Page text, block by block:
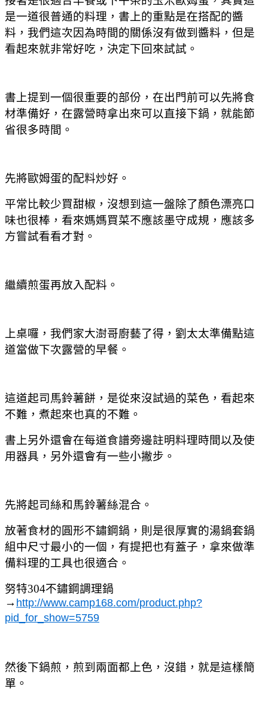
是一道很普通的料理，書上的重點是在搭配的醬
料，我們這次因為時間的關係沒有做到醬料，但是
看起來就非常好吃，決定下回來試試。
書上提到一個很重要的部份，在出門前可以先將食
材準備好，在露營時拿出來可以直接下鍋，就能節
省很多時間。
先將歐姆蛋的配料炒好。
平常比較少買甜椒，沒想到這一盤除了顏色漂亮口
味也很棒，看來媽媽買菜不應該墨守成規，應該多
方嘗試看看才對。
繼續煎蛋再放入配料。
上桌囉，我們家大澍哥廚藝了得，劉太太準備點這
道當做下次露營的早餐。
這道起司馬鈴薯餅，是從來沒試過的菜色，看起來
不難，煮起來也真的不難。
書上另外還會在每道食譜旁邊註明料理時間以及使
用器具，另外還會有一些小撇步。
先將起司絲和馬鈴薯絲混合。
放著食材的圓形不鏽鋼鍋，則是很厚實的湯鍋套鍋
組中尺寸最小的一個，有提把也有蓋子，拿來做準
備料理的工具也很適合。
努特304不鏽鋼調理鍋
→ http://www.camp168.com/product.php?
pid_for_show=5759
然後下鍋煎，煎到兩面都上色，沒錯，就是這樣簡
單。